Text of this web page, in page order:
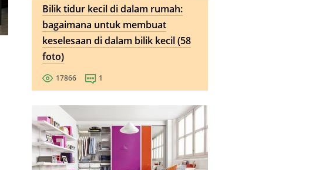
Bilik tidur kecil di dalam rumah:
bagaimana untuk membuat
keselesaan di dalam bilik kecil (58
foto)
17866 1